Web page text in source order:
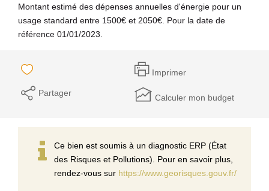
Montant estimé des dépenses annuelles d'énergie pour un
usage standard entre 1500€ et 2050€. Pour la date de
référence 01/01/2023.
Imprimer
Partager Calculer mon budget
Ce bien est soumis à un diagnostic ERP (État
des Risques et Pollutions). Pour en savoir plus,
rendez-vous sur https://www.georisques.gouv.fr/